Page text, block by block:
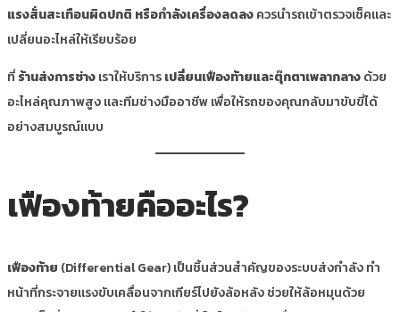
แรงสั่นสะเทือนผิดปกติ หรือกำลังเครื่องลดลงควรนำรถเข้าตรวจเช็คและ
เปลี่ยนอะไหล่ให้เรียบร้อย
ที่ร้านส่งการช่างเราให้บริการเปลี่ยนเฟืองท้ายและตุ๊กตาเพลากลางด้วย
อะไหล่คุณภาพสูง และทีมช่างมืออาชีพ เพื่อให้รถของคุณกลับมาขับขี่ได้
อย่างสมบูรณ์แบบ
เฟืองท้ายคืออะไร?
เฟืองท้าย (Differential Gear) เป็นชิ้นส่วนสำคัญของระบบส่งกำลัง ทำ
หน้าที่กระจายแรงขับเคลื่อนจากเกียร์ไปยังล้อหลัง ช่วยให้ล้อหมุนด้วย